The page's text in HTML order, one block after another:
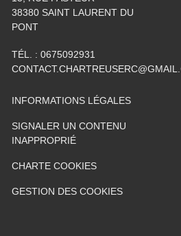
38380 SAINT LAURENT DU
PONT
TÉL. : 0675092931
INFORMATIONS LÉGALES
SIGNALER UN CONTENU
INAPPROPRIÉ
CHARTE COOKIES
GESTION DES COOKIES